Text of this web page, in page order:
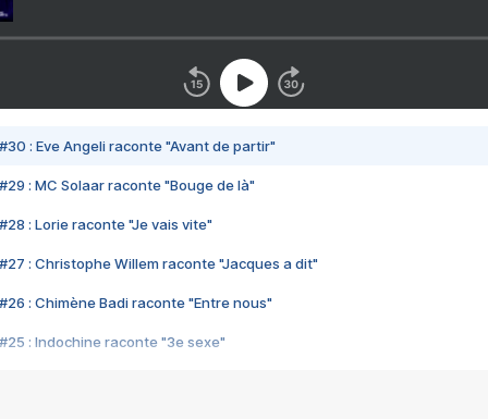
#30 : Eve Angeli raconte "Avant de partir"
#29 : MC Solaar raconte "Bouge de là"
#28 : Lorie raconte "Je vais vite"
#27 : Christophe Willem raconte "Jacques a dit"
#26 : Chimène Badi raconte "Entre nous"
#25 : Indochine raconte "3e sexe"